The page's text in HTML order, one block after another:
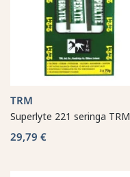
TRM
Superlyte 221 seringa TRM
29,79 €